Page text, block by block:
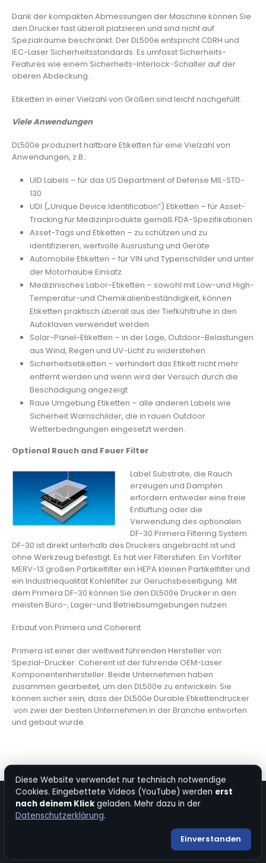
Dank der kompakten Abmessungen der Maschine können Sie
den Drucker fast überall platzieren und sind nicht auf
Spezialräume beschränkt. Der DL500e entspricht CDRH und
IEC-Laser Sicherheitsstandards. Es umfasst Sicherheits-
Features wie einem Sicherheits-Interlock-Schalter auf der
oberen Abdeckung.
Etiketten in einer Vielzahl von Größen sind leicht nachgefüllt.
Viele Anwendungen
DL500e produziert haltbare Etiketten für eine Vielzahl von
Anwendungen, z.B.:
UID Labels – für das US Department of Defense MIL-STD-
130
UDI („Unique Device Identification“) Etiketten – für Asset-
Tracking für Medizinprodukte gemäß FDA-Spezifikationen
Asset-Tags und Etiketten – zu schützen und zu
identifizieren, wertvolle Ausrüstung und Geräte
Automobile Etiketten – für VIN und Typenschilder und unter
der Motorhaube Einsatz
Medizinisches Labor-Etiketten – sowohl mit Low-und High-
Temperatur-und Chemikalienbeständigkeit, können
Etiketten praktisch überall aus der Tiefkühltruhe in den
Autoklaven verwendet werden
Solar-Panel-Etiketten – in der Lage, Outdoor-Belastungen
aus Wind, Regen und UV-Licht zu widerstehen
Sicherheitsetiketten – verhindert das Etikett nicht mehr
entfernt werden und wenn wird der Versuch durch die
Beschädigung angezeigt
Raue Umgebung Etiketten – alle anderen Labels wie
Sicherheit Warnschilder, die in rauen Outdoor
Wetterbedingungen eingesetzt werden.
Optional Rauch and Feuer Filter
Label Substrate, die Rauch
erzeugen und Dampfen
erfordern entweder eine freie
Entlüftung oder die
Verwendung des optionalen
DF-30 Primera Filtering System.
DF-30 ist direkt unterhalb des Druckers angebracht ist und
ohne Werkzeug befestigt. Es hat vier Filterstufen: Ein Vorfilter
MERV-13 großen Partikelfilter ein HEPA kleinen Partikelfilter und
ein Industriequalität Kohlefilter zur Geruchsbeseitigung. Mit
dem Primera DF-30 können Sie den DL500e Drucker in den
meisten Büro-, Lager-und Betriebsumgebungen nutzen.
Erbaut von Primera und Coherent
Primera ist einer der weltweit führenden Hersteller von
Spezial-Drucker. Coherent ist der führende OEM-Laser
Komponentenhersteller. Beide Unternehmen haben
zusammen gearbeitet, um den DL500e zu entwickeln. Sie
können sicher sein, dass der DL500e Durable Etikettendrucker
von zwei der besten Unternehmen in der Branche entworfen
und gebaut wurde.
© Copyright 2026. All Rights Reserved.
Bevorzugte Quelle bei Google
Diese Website verwendet nur technisch notwendige
Cookies. Eingebettete Videos (YouTube) werden erst
nach deinem Klickgeladen. Mehr dazu in der
Datenschutzerklärung.
Einverstanden